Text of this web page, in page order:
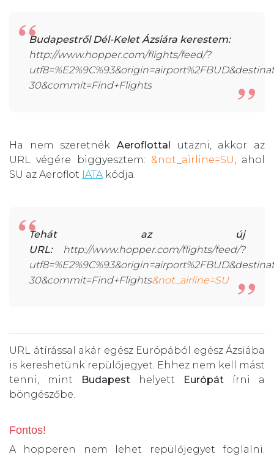
Budapestről Dél-Kelet Ázsiára kerestem:
http://www.hopper.com/flights/feed/?
30&commit=Find+Flights
Ha nem szeretnék Aeroflottal utazni, akkor az
URL végére biggyesztem: &not_airline=SU , ahol
SU az Aeroflot IATA kódja.
Tehát az új
URL: http://www.hopper.com/flights/feed/?
30&commit=Find+Flights&not_airline=SU
URL átírással akár egész Európából egész Ázsiába
is kereshetünk repülőjegyet. Ehhez nem kell mást
tenni, mint
Budapest helyett Európát írni a
böngészőbe.
Fontos!
A hopperen nem lehet repülőjegyet foglalni.